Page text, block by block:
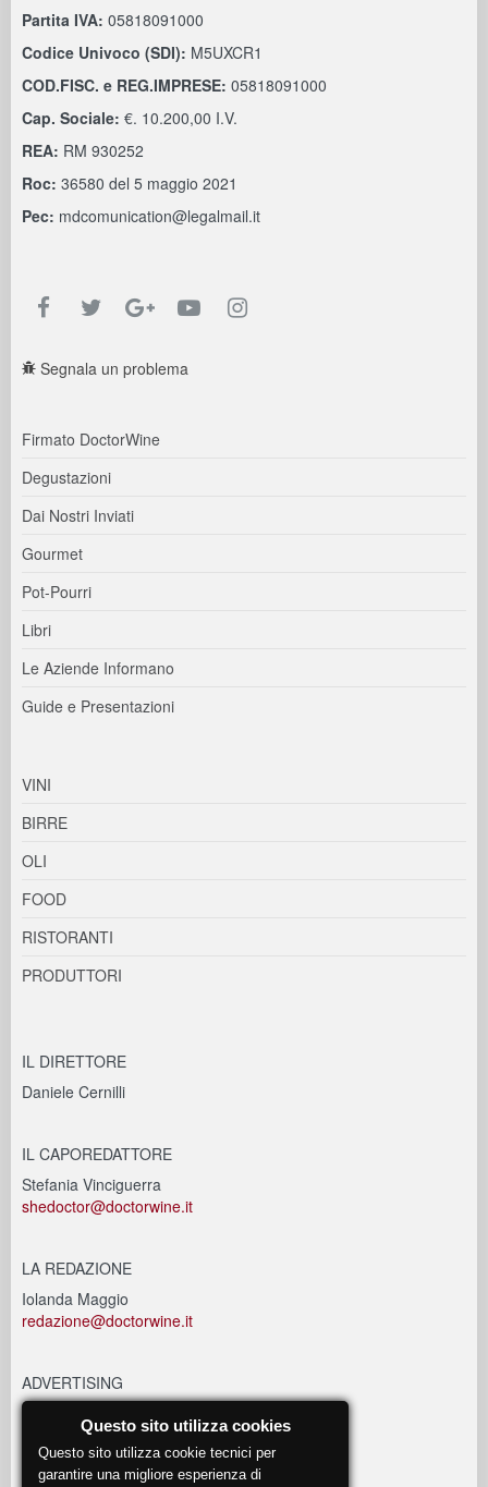
Partita IVA: 05818091000
Codice Univoco (SDI): M5UXCR1
COD.FISC. e REG.IMPRESE: 05818091000
Cap. Sociale: €. 10.200,00 I.V.
REA: RM 930252
Roc: 36580 del 5 maggio 2021
Pec: mdcomunication@legalmail.it
Segnala un problema
Firmato DoctorWine
Degustazioni
Dai Nostri Inviati
Gourmet
Pot-Pourri
Libri
Le Aziende Informano
Guide e Presentazioni
VINI
BIRRE
OLI
FOOD
RISTORANTI
PRODUTTORI
IL DIRETTORE
Daniele Cernilli
IL CAPOREDATTORE
Stefania Vinciguerra
shedoctor@doctorwine.it
LA REDAZIONE
Iolanda Maggio
redazione@doctorwine.it
ADVERTISING
EVENTI
Questo sito utilizza cookies
Questo sito utilizza cookie tecnici per
garantire una migliore esperienza di